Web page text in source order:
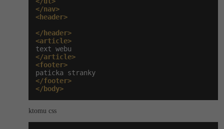
</nav>
<header>
</header>
<article>
</article>
<footer>
</footer>
</body>
ktomu css